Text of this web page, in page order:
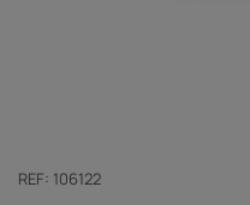
REF: 106122